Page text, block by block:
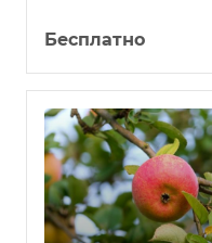
Бесплатно